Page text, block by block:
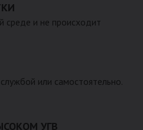
и не происходит
или самостоятельно.
УГВ